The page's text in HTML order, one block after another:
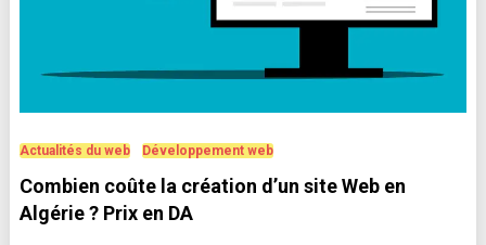
Actualités du web Développement web
Combien coûte la création d’un site Web en
Algérie ? Prix en DA